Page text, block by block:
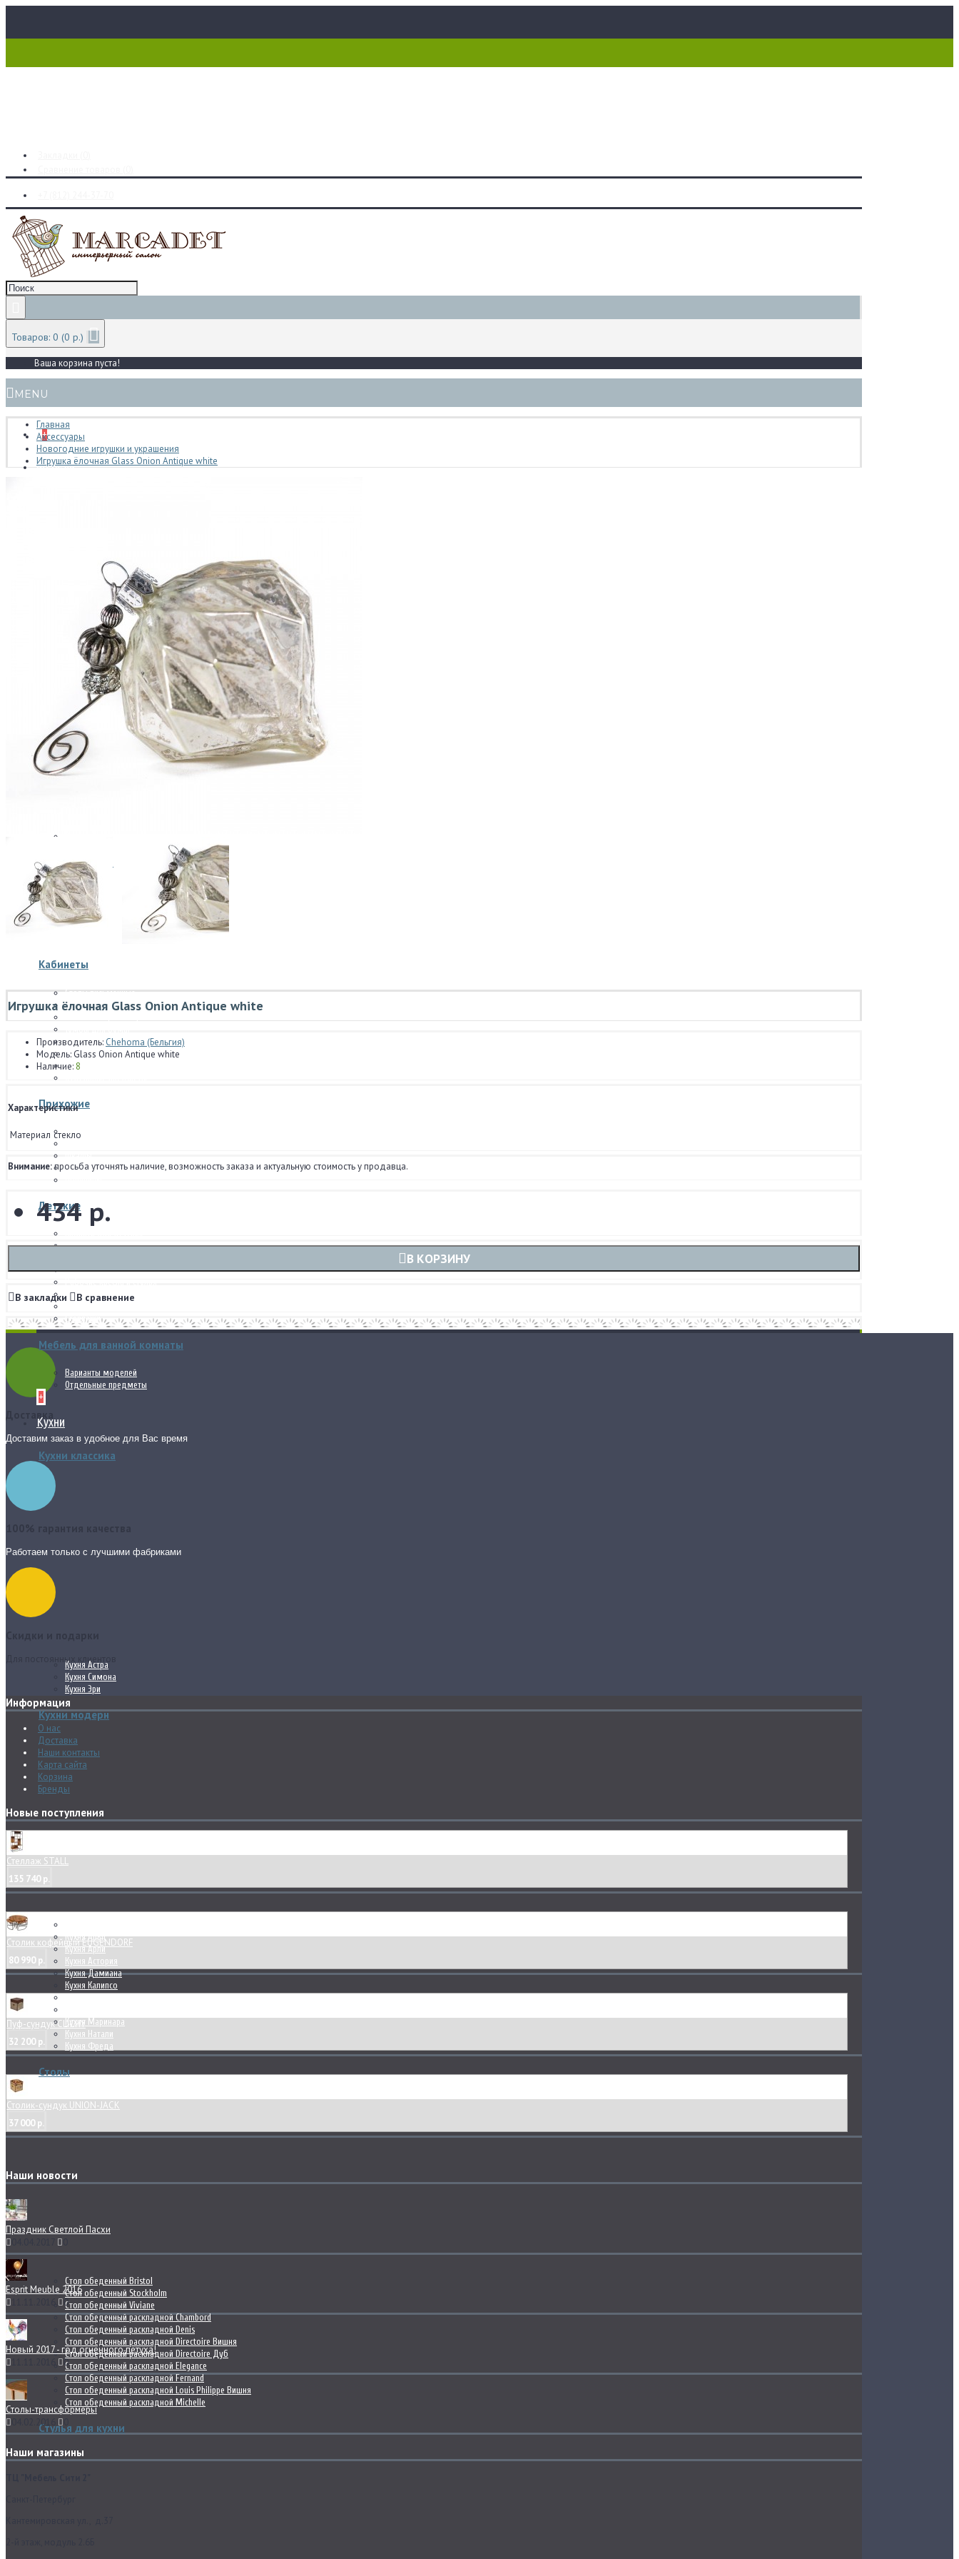
Товаров: 0 (0 р.)
Ваша корзина пуста!
MENU
+
Мебель
Банкетки и пуфы
Комоды и тумбы для спальни
Гардеробные
Модульные системы шкафов
Отдельные предметы
Матрасы
Гостиные
Столы
Стулья
Витрины и буфеты
Прилавки
Комоды и тумбы
Мебель для TV, CD, DVD
Бары и винные шкафы
Столики
Мягкая мебель
Диваны
Меридианы
Кресла
Банкетки и пуфы
Кабинеты
Столы письменные
Бюро и секретеры
Библиотеки отдельностоящие
Стеллажи
Модульные системы стенок
Прихожие
Прихожие отдельностоящие
Модульные системы шкафов
Детские
Тумбочки прикроватные для детских
Столы
Туалетные столики
Шкафы
Стеллажи
Мебель для ванной комнаты
Варианты моделей
Отдельные предметы
+
Кухни
Кухни классика
Кухня Астра
Кухня Симона
Кухня Эри
Кухни модерн
Кухня Альп
Кухня Арли
Кухня Астория
Кухня Дамиана
Кухня Калипсо
Кухня Капри
Кухня Маринара
Кухня Натали
Кухня Фреда
Столы
Стол обеденный Bristol
Стол обеденный Stockholm
Стол обеденный Viviane
Стол обеденный раскладной Chambord
Стол обеденный раскладной Denis
Стол обеденный раскладной Directoire Вишня
Стол обеденный раскладной Directoire Дуб
Стол обеденный раскладной Elegance
Стол обеденный раскладной Fernand
Стол обеденный раскладной Louis Philippe Вишня
Стол обеденный раскладной Michelle
Стулья для кухни
Главная
Аксессуары
Новогодние игрушки и украшения
Игрушка ёлочная Glass Onion Antique white
Игрушка ёлочная Glass Onion Antique white
Производитель: Chehoma (Бельгия)
Модель: Glass Onion Antique white
Наличие: 8
Характеристики
Материал стекло
Внимание:просьба уточнять наличие, возможность заказа и актуальную стоимость у продавца.
434 р.
В КОРЗИНУ
В закладки В сравнение
Доставка
Доставим заказ в удобное для Вас время
Работаем только с лучшими фабриками
Для постоянных клиентов
Информация
О нас
Доставка
Наши контакты
Карта сайта
Корзина
Бренды
Новые поступления
Стеллаж STALL
135 740 р.
Столик кофейный EUGENDORF
80 990 р.
Пуф-сундук CLICHY
32 200 р.
Столик-сундук UNION-JACK
37 000 р.
Наши новости
Праздник Светлой Пасхи
Esprit Meuble 2016
0
Новый 2017 - год огненного петуха!
0
Столы-трансформеры
04.02.2016
Наши магазины